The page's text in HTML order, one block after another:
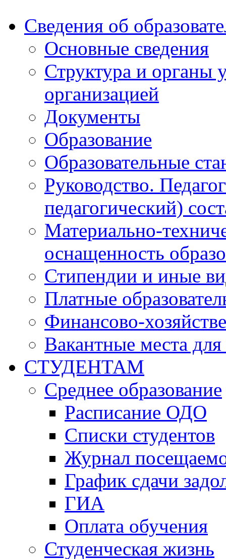
Сведения об
Основные сведения
Структура и органы
организацией
Документы
Образование
Образовательные
Руководство.
педагогический)
Материально-
оснащенность
Стипендии и иные
Платные
Финансово-
Вакантные места
СТУДЕНТАМ
Среднее образование
Расписание ОДО
Списки студентов
Журнал
График сдачи
ГИА
Оплата обучения
Студенческая жизнь